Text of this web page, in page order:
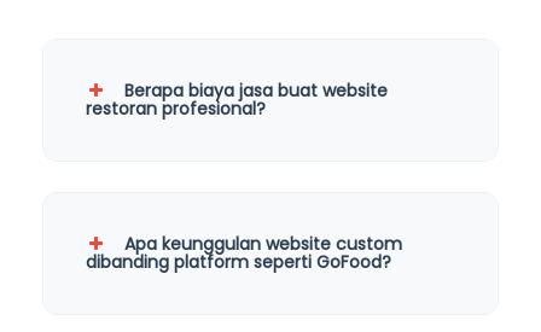
Berapa biaya jasa buat website
restoran profesional?
Apa keunggulan website custom
dibanding platform seperti GoFood?